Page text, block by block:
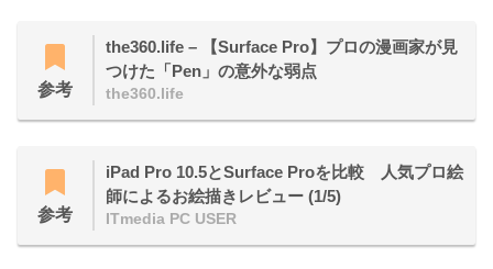
参考
the360.life – 【Surface Pro】プロの漫画家が見
つけた「Pen」の意外な弱点
the360.life
参考
iPad Pro 10.5とSurface Proを比較 人気プロ絵
師によるお絵描きレビュー (1/5)
ITmedia PC USER